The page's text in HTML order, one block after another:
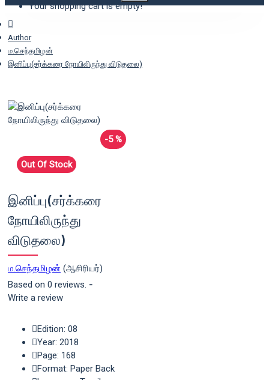
Your shopping cart is empty!
Author
ம.செந்தமிழன்
இனிப்பு(சர்க்கரை நோயிலிருந்து விடுதலை)
-5 %
Out Of Stock
இனிப்பு(சர்க்கரை
நோயிலிருந்து
விடுதலை)
ம.செந்தமிழன் (ஆசிரியர்)
Based on 0 reviews. -
Write a review
Edition: 08
Year: 2018
Page: 168
Format: Paper Back